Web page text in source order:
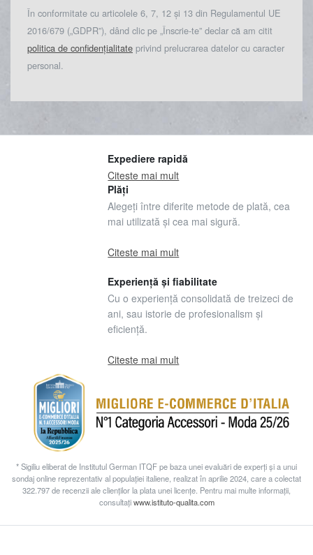
În conformitate cu articolele 6, 7, 12 și 13 din Regulamentul UE
2016/679 („GDPR”), dând clic pe „Înscrie-te” declar că am citit
politica de confidențialitate privind prelucrarea datelor cu caracter
personal.
Expediere rapidă
Citeste mai mult
Plăți
Alegeți între diferite metode de plată, cea
mai utilizată și cea mai sigură.
Citeste mai mult
Experiență și fiabilitate
Cu o experiență consolidată de treizeci de
ani, sau istorie de profesionalism și
eficiență.
Citeste mai mult
* Sigiliu eliberat de Institutul German ITQF pe baza unei evaluări de experți și a unui
sondaj online reprezentativ al populației italiene, realizat în aprilie 2024, care a colectat
322.797 de recenzii ale clienților la plata unei licențe. Pentru mai multe informații,
consultațiwww.istituto-qualita.com